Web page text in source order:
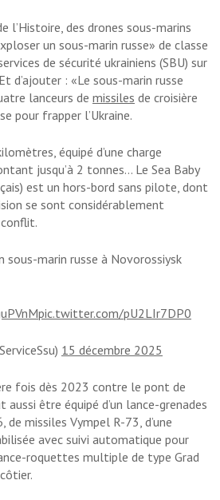
l’Histoire, des drones sous-marins
un sous-marin russe» de classe
de sécurité ukrainiens (SBU) sur
d’ajouter : «Le sous-marin russe
lanceurs de missiles de croisière
pour frapper l’Ukraine.
équipé d’une charge
jusqu’à 2 tonnes… Le Sea Baby
est un hors-bord sans pilote, dont
se sont considérablement
sous-marin russe à Novorossiysk
pic.twitter.com/pU2LIr7DP0
15 décembre 2025
fois dès 2023 contre le pont de
aussi être équipé d’un lance-grenades
de missiles Vympel R-73, d’une
avec suivi automatique pour
roquettes multiple de type Grad